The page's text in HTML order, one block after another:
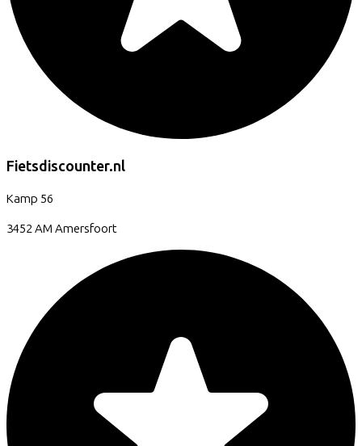
Fietsdiscounter.nl
Kamp 56
3452 AM Amersfoort